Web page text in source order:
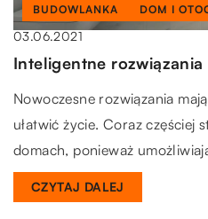
BUDOWLANKA DOM I
03.06.2021
Inteligentne
Nowoczesne rozwiązania
ułatwić życie. Coraz częściej
domach, ponieważ
CZYTAJ DALEJ